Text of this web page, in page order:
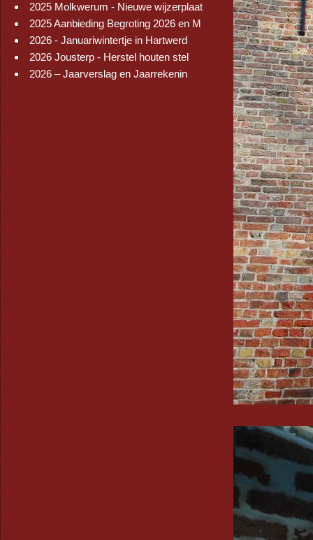
2025 Molkwerum - Nieuwe wijzerplaat
2025 Aanbieding Begroting 2026 en M
2026 - Januariwintertje in Hartwerd
2026 Jousterp - Herstel houten stel
2026 – Jaarverslag en Jaarrekenin